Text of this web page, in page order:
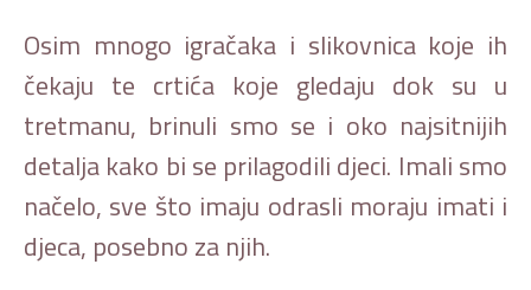
Osim mnogo igračaka i slikovnica koje ih
čekaju te crtića koje gledaju dok su u
tretmanu, brinuli smo se i oko najsitnijih
detalja kako bi se prilagodili djeci. Imali smo
načelo, sve što imaju odrasli moraju imati i
djeca, posebno za njih.